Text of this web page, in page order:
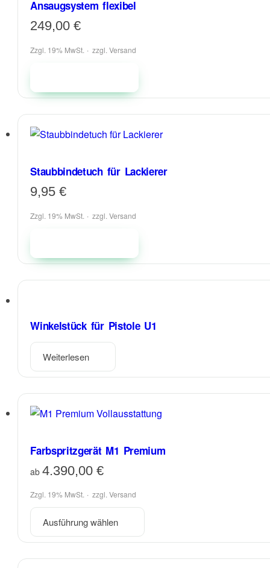
Ansaugsystem flexibel
249,00€
Zzgl. 19% MwSt. zzgl.Versand
Staubbindetuch für Lackierer
9,95€
Zzgl. 19% MwSt. zzgl.Versand
Winkelstück für Pistole U1
Weiterlesen
Farbspritzgerät M1 Premium
ab4.390,00€
Zzgl. 19% MwSt. zzgl.Versand
Ausführung wählen